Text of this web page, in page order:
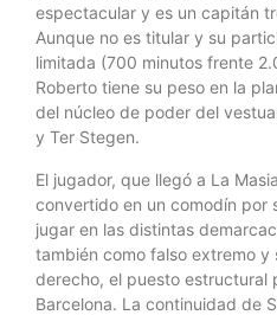
espectacular y es un capitán
Aunque no es titular y su
limitada (700 minutos frente
Roberto tiene su peso en la
del núcleo de poder del
y Ter Stegen.
El jugador, que llegó a La
convertido en un comodín por
jugar en las distintas
también como falso extremo
derecho, el puesto estructural
Barcelona. La continuidad de